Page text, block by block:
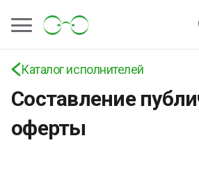
Каталог исполнителей
Составление
оферты